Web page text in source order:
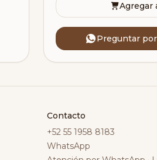
Agregar
Preguntar
Contacto
+52 55 1958 8183
WhatsApp